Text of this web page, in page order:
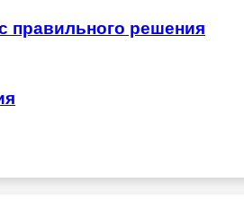
правильного решения